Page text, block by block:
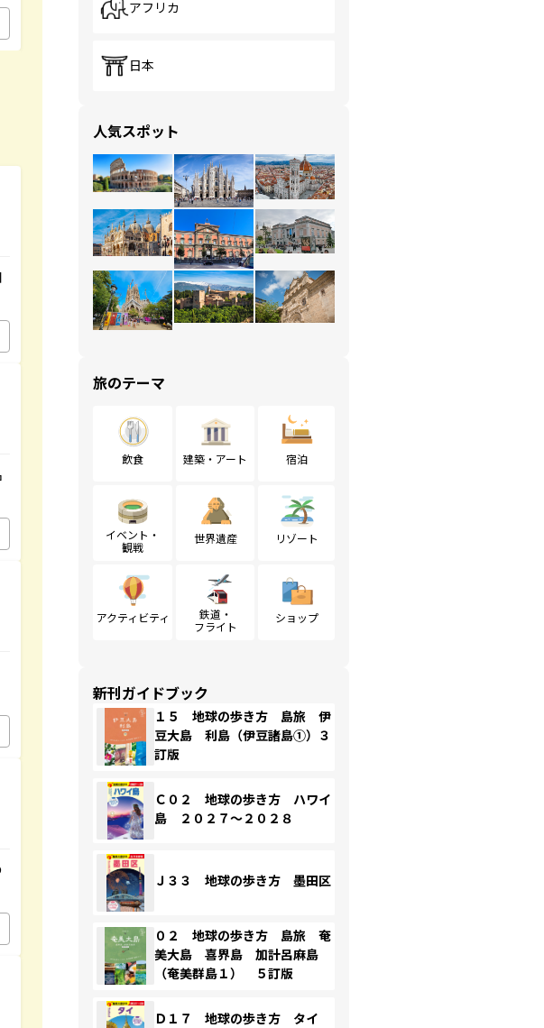
アフリカ
日本
人気スポット
旅のテーマ
飲食 建築・アート 宿泊
イベント・
観戦
世界遺産 リゾート
アクティビティ
鉄道・
フライト
ショップ
新刊ガイドブック
１５ 地球の歩き方 島旅 伊
豆大島 利島（伊豆諸島①）３
訂版
Ｃ０２ 地球の歩き方 ハワイ
島 ２０２７～２０２８
Ｊ３３ 地球の歩き方 墨田区
０２ 地球の歩き方 島旅 奄
美大島 喜界島 加計呂麻島
（奄美群島１） ５訂版
Ｄ１７ 地球の歩き方 タイ